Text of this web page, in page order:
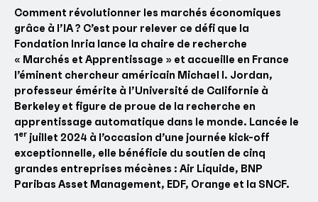
Comment révolutionner les marchés économiques
grâce à l’IA ? C’est pour relever ce défi que la
Fondation Inria lance la chaire de recherche
« Marchés et Apprentissage » et accueille en France
l’éminent chercheur américain Michael I. Jordan,
professeur émérite à l’Université de Californie à
Berkeley et figure de proue de la recherche en
apprentissage automatique dans le monde. Lancée le
1er juillet 2024 à l’occasion d’une journée kick-off
exceptionnelle, elle bénéficie du soutien de cinq
grandes entreprises mécènes : Air Liquide, BNP
Paribas Asset Management, EDF, Orange et la SNCF.